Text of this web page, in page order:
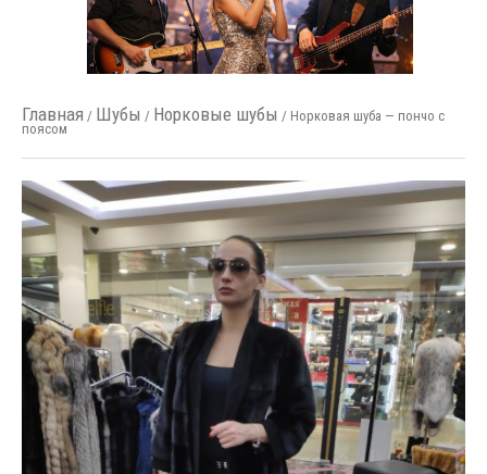
Главная / Шубы / Норковые шубы / Норковая шуба — пончо с
поясом